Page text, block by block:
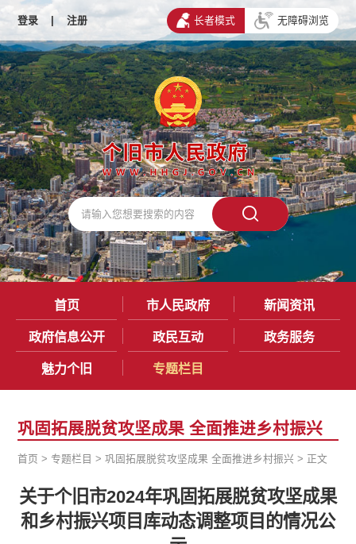
登录 | 注册 长者模式 无障碍浏览
首页 市人民政府 新闻资讯
政府信息公开 政民互动 政务服务
魅力个旧 专题栏目
巩固拓展脱贫攻坚成果 全面推进乡村振兴
首页 >专题栏目 >巩固拓展脱贫攻坚成果 全面推进乡村振兴 > 正文
关于个旧市2024年巩固拓展脱贫攻坚成果
和乡村振兴项目库动态调整项目的情况公